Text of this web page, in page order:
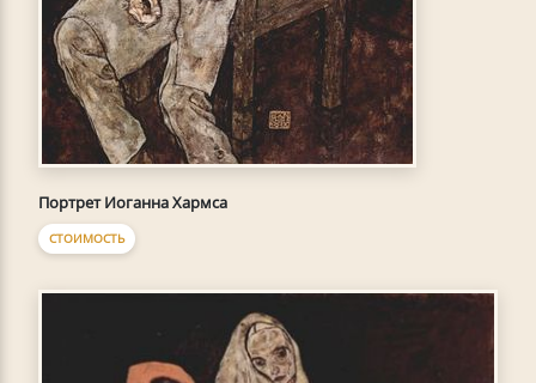
Портрет Иоганна Хармса
СТОИМОСТЬ